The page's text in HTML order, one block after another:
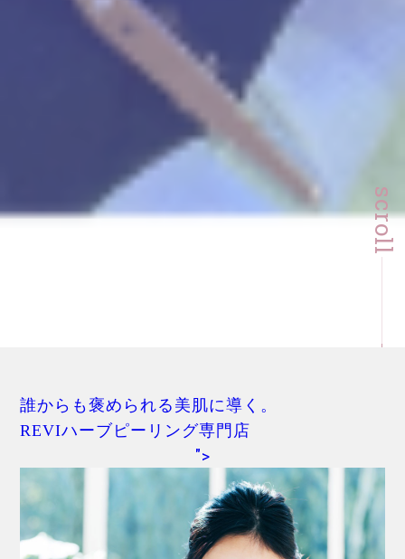
scroll
誰からも褒められる美肌に導く。
REVIハーブピーリング専門店
">